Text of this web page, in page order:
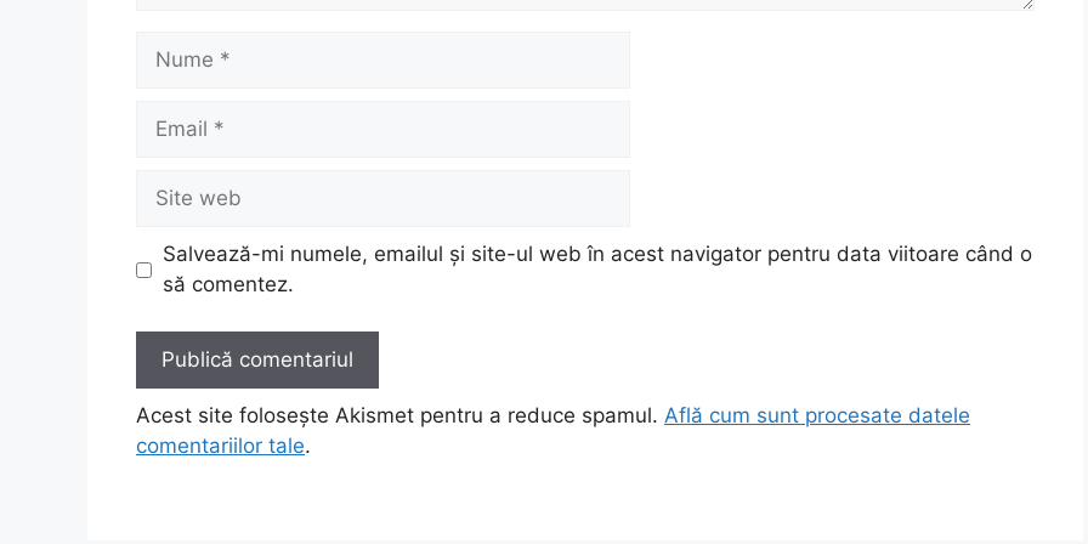
Nume
Email
Site
web
Salvează-mi numele, emailul și site-ul web în acest navigator pentru data viitoare când o
să comentez.
Acest site folosește Akismet pentru a reduce spamul. Află cum sunt procesate datele
comentariilor tale.